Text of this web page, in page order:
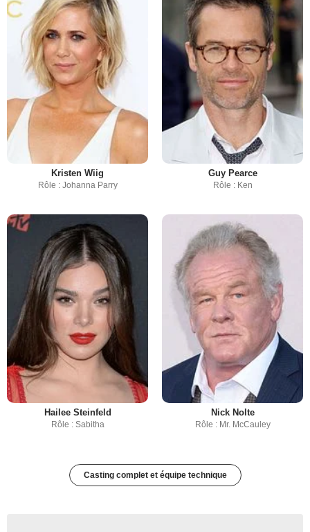
Kristen Wiig
Rôle : Johanna Parry
Guy Pearce
Rôle : Ken
Hailee Steinfeld
Rôle : Sabitha
Nick Nolte
Rôle : Mr. McCauley
Casting complet et équipe technique